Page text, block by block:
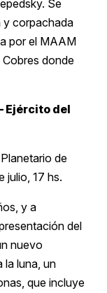
Se
y corpachada
por el MAAM
donde
Ejército del
de
julio, 17 hs.
y a
del
nuevo
la luna, un
que incluye